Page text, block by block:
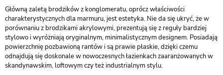
Główną zaletą brodzików z konglomeratu, oprócz właściwości
charakterystycznych dla marmuru, jest estetyka. Nie da się ukryć, że w
porównaniu z brodzikami akrylowymi, prezentują się z reguły bardziej
stylowo i wyróżniają oryginalnym, minimalistycznym designem. Posiadają
powierzchnię pozbawioną rantów i są prawie płaskie, dzięki czemu
odnajdują się doskonale w nowoczesnych łazienkach zaaranżowanych w
skandynawskim, loftowym czy też industrialnym stylu.